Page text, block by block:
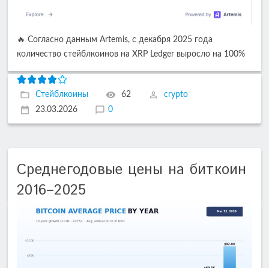
🔥 Согласно данным Artemis, с декабря 2025 года
количество стейблкоинов на XRP Ledger выросло на 100%
Стейблкоины 62
crypto
23.03.2026
0
Среднегодовые цены на биткоин
2016–2025